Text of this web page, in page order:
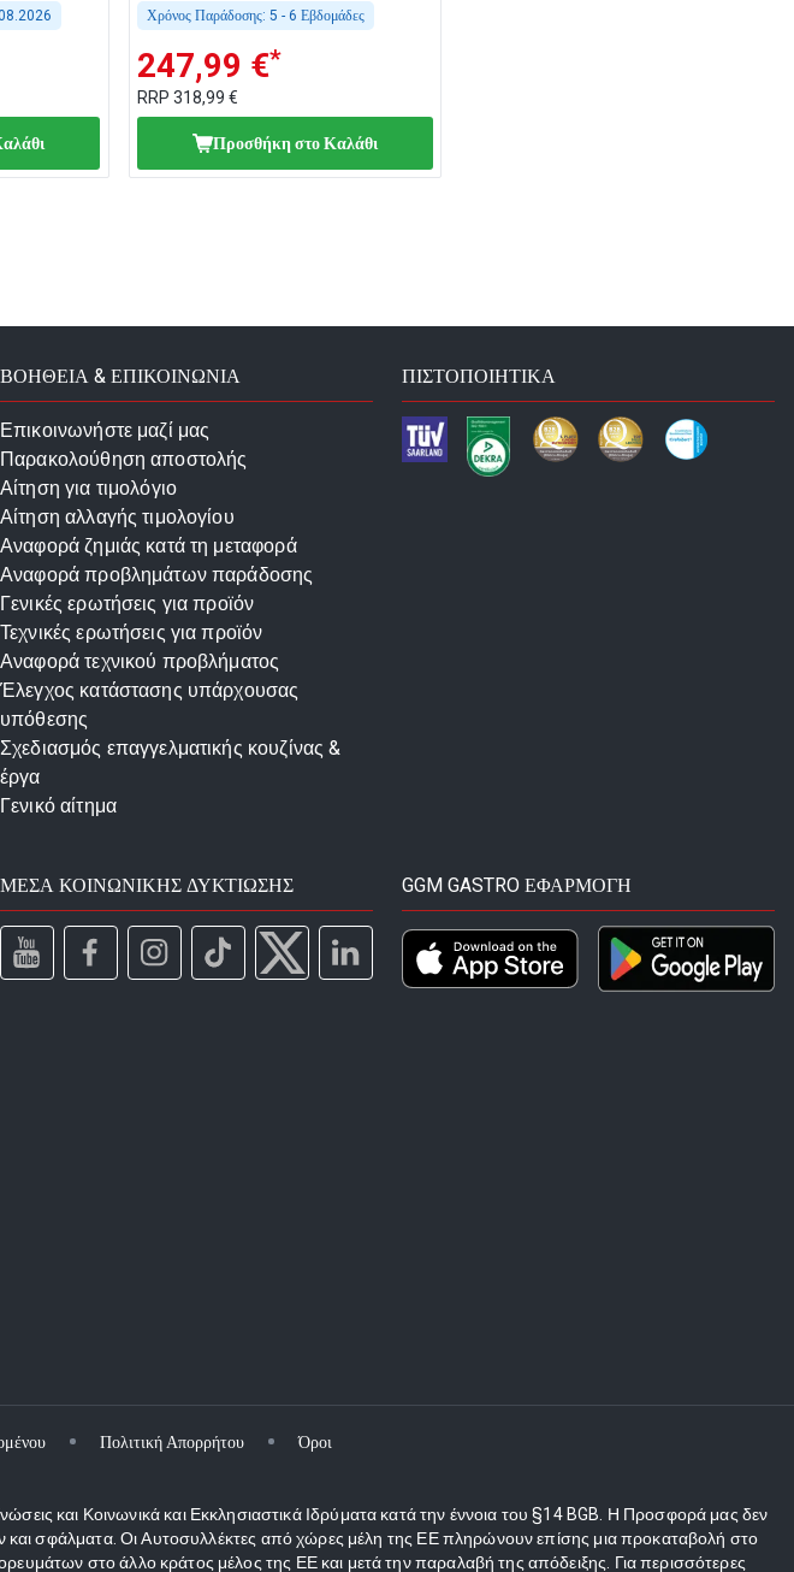
Χρόνος Παράδοσης: 5 - 6 Εβδομάδες
247,99 €*
RRP318,99 €
Προσθήκη στο Καλάθι
ΒΟΗΘΕΙΑ & ΕΠΙΚΟΙΝΩΝΙΑ
Επικοινωνήστε μαζί μας
Παρακολούθηση αποστολής
Αίτηση για τιμολόγιο
Αίτηση αλλαγής τιμολογίου
Αναφορά ζημιάς κατά τη μεταφορά
Αναφορά προβλημάτων παράδοσης
Γενικές ερωτήσεις για προϊόν
Τεχνικές ερωτήσεις για προϊόν
Αναφορά τεχνικού προβλήματος
Έλεγχος κατάστασης υπάρχουσας
υπόθεσης
Σχεδιασμός επαγγελματικής κουζίνας &
έργα
Γενικό αίτημα
ΠΙΣΤΟΠΟΙΗΤΙΚΆ
ΜΈΣΑ ΚΟΙΝΩΝΙΚΉΣ ΔΥΚΤΊΩΣΗΣ GGM GASTRO ΕΦΑΡΜΟΓΉ
Πολιτική Απορρήτου Όροι
και Κοινωνικά και Εκκλησιαστικά Ιδρύματα κατά την έννοια του §14 BGB. Η Προσφορά μας δεν
και σφάλματα. Οι Αυτοσυλλέκτες από χώρες μέλη της ΕΕ πληρώνουν επίσης μια προκαταβολή στο
στο άλλο κράτος μέλος της ΕΕ και μετά την παραλαβή της απόδειξης. Για περισσότερες